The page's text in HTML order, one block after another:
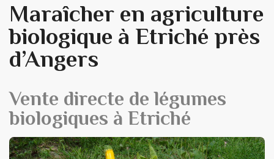
Maraîcher en agriculture
biologique à Etriché près
d’Angers
Vente directe de légumes
biologiques à Etriché